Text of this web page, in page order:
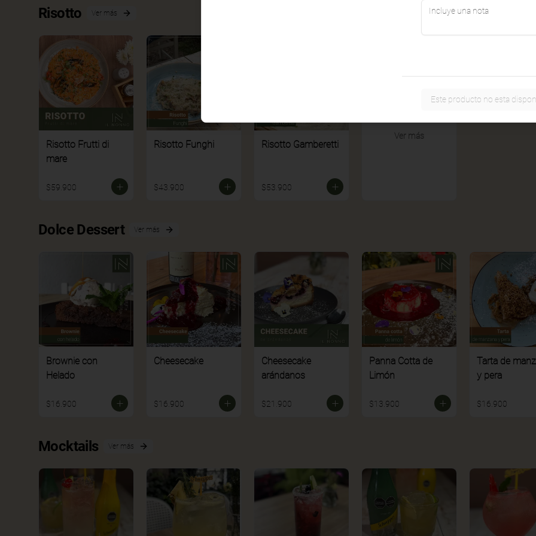
Risotto Ver más
Risotto Frutti di
mare
$59.900
Risotto Funghi
$43.900
Risotto Gamberetti
$53.900
Ver más
Dolce Dessert Ver más
Brownie con
Helado
$16.900
Cheesecake
$16.900
Cheesecake
arándanos
$21.900
Panna Cotta de
Limón
$13.900
Tarta de
y pera
$16.900
Mocktails Ver más
Este producto no esta